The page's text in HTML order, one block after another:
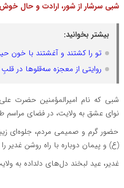
شبی سرشار از شور، ارادت و حال خوش
بیشتر بخوانید:
تو را کشتند و آغشتند با خون
روایتی از معجزه سه‌قلوها در قلبِ
شبی که نام امیرالمؤمنین حضرت
نوای عشق به ولایت، در فضای مراسم
حضور گرم و صمیمی مردم، جلوه‌ای
(ع) و پیمان دوباره با راه روشن غدیر
غدیر، عید لبخند دل‌های دلداده به